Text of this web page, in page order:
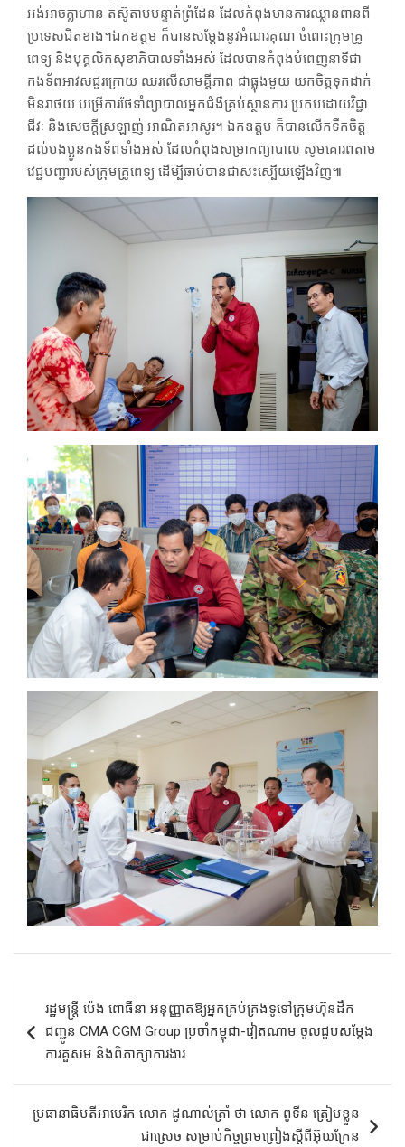
អង់អាចក្លាហាន តស៊ូតាមបន្ទាត់ព្រំដែន ដែលកំពុងមានការឈ្លានពានពី
ប្រទេសជិតខាង។ឯកឧត្តម ក៏បានសម្ដែងនូវអំណរគុណ ចំពោះក្រុមគ្រូ
ពេទ្យ និងបុគ្គលិកសុខាភិបាលទាំងអស់ ដែលបានកំពុងបំពេញនាទីជា
កងទ័ពអាវសជួរក្រោយ ឈរលើសាមគ្គីភាព ជាធ្លុងមួយ យកចិត្តទុកដាក់
មិនរាថយ បម្រើការថែទាំព្យាបាលអ្នកជំងឺគ្រប់ស្ថានការ ប្រកបដោយវិជ្ជា
ជីវៈ និងសេចក្ដីស្រឡាញ់ អាណិតអាសូរ។ ឯកឧត្តម ក៏បានលើកទឹកចិត្ត
ដល់បងប្អូនកងទ័ពទាំងអស់ ដែលកំពុងសម្រាកព្យាបាល សូមគោរពតាម
វេជ្ជបញ្ជារបស់ក្រុមគ្រូពេទ្យ ដើម្បីឆាប់បានជាសះស្បើយឡើងវិញ៕
navigation
រដ្ឋមន្ត្រី ប៉េង ពោធិ៍នា អនុញ្ញាតឱ្យអ្នកគ្រប់គ្រងទូទៅក្រុមហ៊ុនដឹក
ជញ្ជូន CMA CGM Group ប្រចាំកម្ពុជា-វៀតណាម ចូលជួបសម្តែង
ការគួសម និងពិភាក្សាការងារ
ប្រធានាធិបតីអាមេរិក លោក ដូណាល់ត្រាំ ថា លោក ពូទីន ត្រៀមខ្លួន
ជាស្រេច សម្រាប់កិច្ចព្រមព្រៀងស្ដីពីអ៊ុយក្រែន